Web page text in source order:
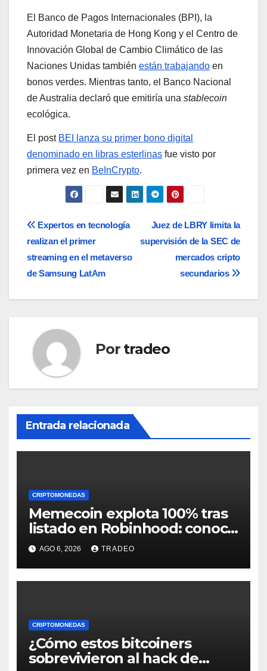
El Banco de Pagos Internacionales (BPI), la
Autoridad Monetaria de Hong Kong y el Centro de
Innovación Global de Cambio Climático de las
Naciones Unidas también están trabajando en
bonos verdes. Mientras tanto, el Banco Nacional
de Australia declaró que emitiría una stablecoin
ecológica.
El post BEI lanza su primer bono digital
denominado en libras esterlinas fue visto por
primera vez en BeInCrypto.
Navegación
de
entradas
Juez de LBRY limita la
supervisión de la SEC de
mercados cripto
secundarios
Expertos en tecnología
realizan el primer
streaming en el metaverso
de Samsung LatAm
Por tradeo
Entrada relacionada
CRIPTOMONEDAS
Memecoin explota 100% tras
listado en Robinhood: conoce
los detalles
AGO 6, 2026 TRADEO
CRIPTOMONEDAS
¿Cómo estos bitcoiners
sobrevivieron al hack de